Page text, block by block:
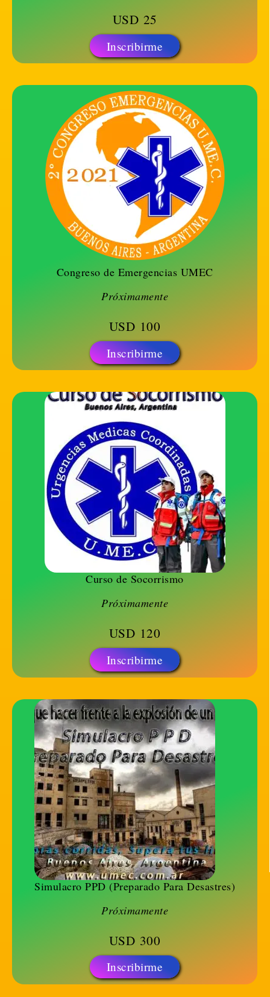
USD 25
Inscribirme
Congreso de Emergencias UMEC
Próximamente
USD 100
Inscribirme
Curso de Socorrismo
Próximamente
USD 120
Inscribirme
Simulacro PPD (Preparado Para Desastres)
Próximamente
USD 300
Inscribirme